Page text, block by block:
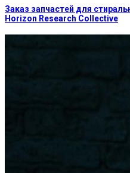
Заказ запчастей для
Horizon Research Collective